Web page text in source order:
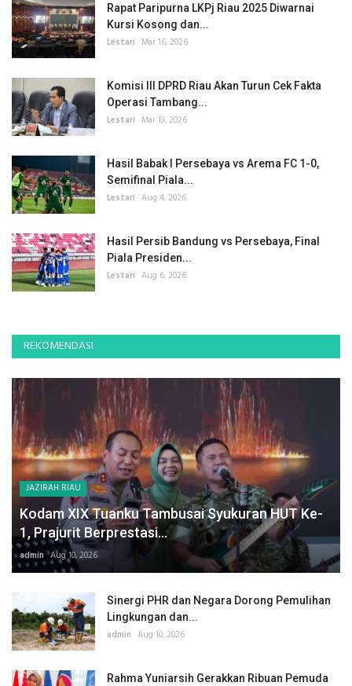
Rapat Paripurna LKPj Riau 2025 Diwarnai
Kursi Kosong dan...
Lestari Mar 16, 2026
Komisi III DPRD Riau Akan Turun Cek Fakta
Operasi Tambang...
Lestari Mar 13, 2026
Hasil Babak I Persebaya vs Arema FC 1-0,
Semifinal Piala...
Lestari Aug 4, 2026
Hasil Persib Bandung vs Persebaya, Final
Piala Presiden...
Lestari Aug 6, 2026
REKOMENDASI
JAZIRAH RIAU
Kodam XIX Tuanku Tambusai Syukuran HUT Ke-
1, Prajurit Berprestasi...
admin Aug 10, 2026
Sinergi PHR dan Negara Dorong Pemulihan
Lingkungan dan...
admin Aug 10, 2026
Rahma Yuniarsih Gerakkan Ribuan Pemuda